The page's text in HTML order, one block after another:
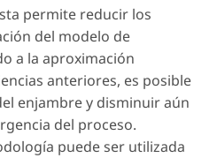
permite reducir los
del modelo de
a la aproximación
anteriores, es posible
enjambre y disminuir aún
del proceso.
puede ser utilizada